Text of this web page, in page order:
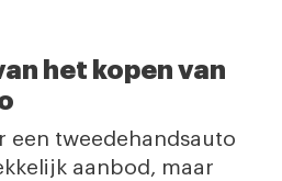
het kopen van
een tweedehandsauto
aanbod, maar